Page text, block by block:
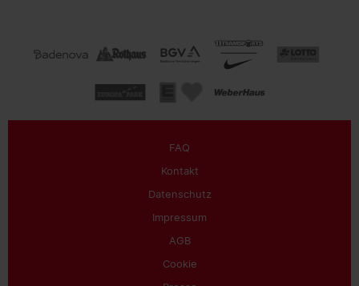
FAQ
Kontakt
Datenschutz
Impressum
AGB
Cookie